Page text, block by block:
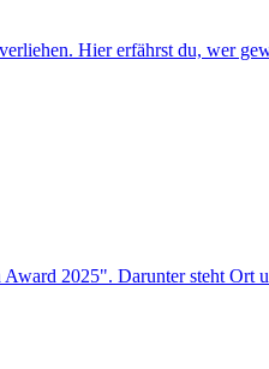
Hier erfährst du, wer